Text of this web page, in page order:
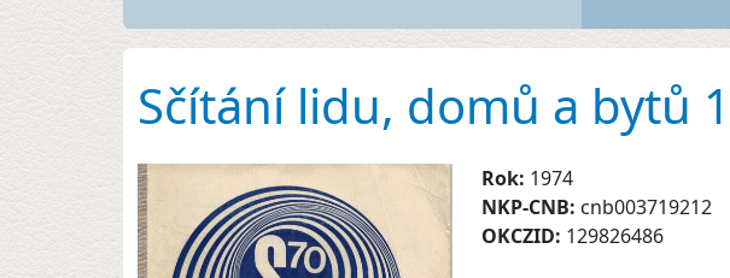
Sčítání lidu, domů a bytů
Rok: 1974
NKP-CNB: cnb003719212
OKCZID: 129826486